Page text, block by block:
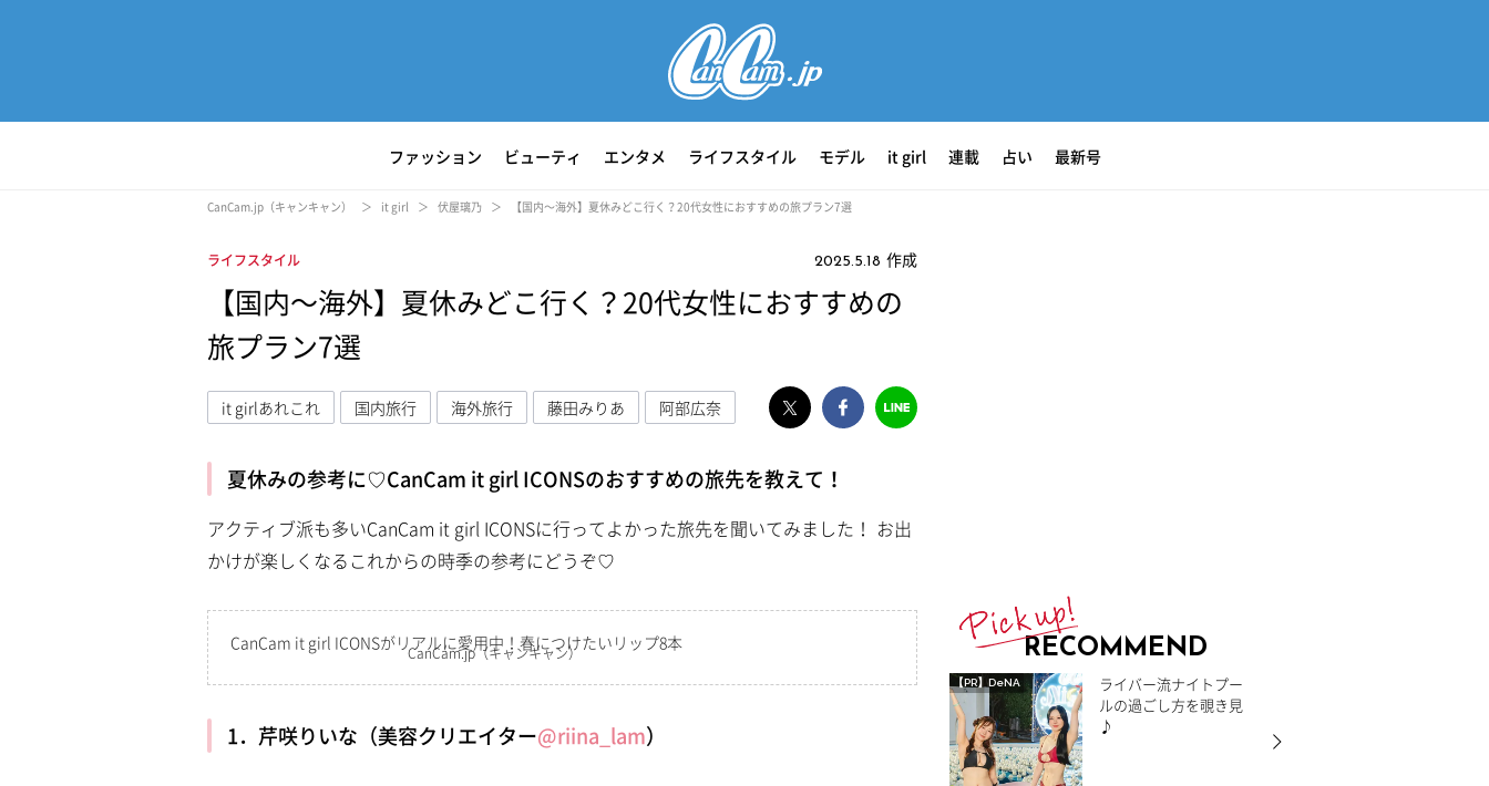
ファッション ビューティ エンタメ ライフスタイル モデル it girl 連載 占い 最新号
CanCam.jp（キャンキャン） it girl 伏屋璃乃 【国内〜海外】夏休みどこ行く？20代女性におすすめの旅プラン7選
ライフスタイル 2025.5.18 作成
【国内〜海外】夏休みどこ行く？20代女性におすすめの
旅プラン7選
it girlあれこれ 国内旅行 海外旅行 藤田みりあ 阿部広奈
U
n
u
t
e
/
L
o
d
e
d
:
1
%
夏休みの参考に♡CanCam it girl ICONSのおすすめの旅先を教えて！
アクティブ派も多いCanCam it girl ICONSに行ってよかった旅先を聞いてみました！ お出
かけが楽しくなるこれからの時季の参考にどうぞ♡
CanCam it girl ICONSがリアルに愛用中！春につけたいリップ8本
CanCam.jp（キャンキャン）
1．芹咲りいな（美容クリエイター@riina_lam）
RECOMMEND
【PR】DeNA
ライバー流ナイトプー
ルの過ごし方を覗き見
♪